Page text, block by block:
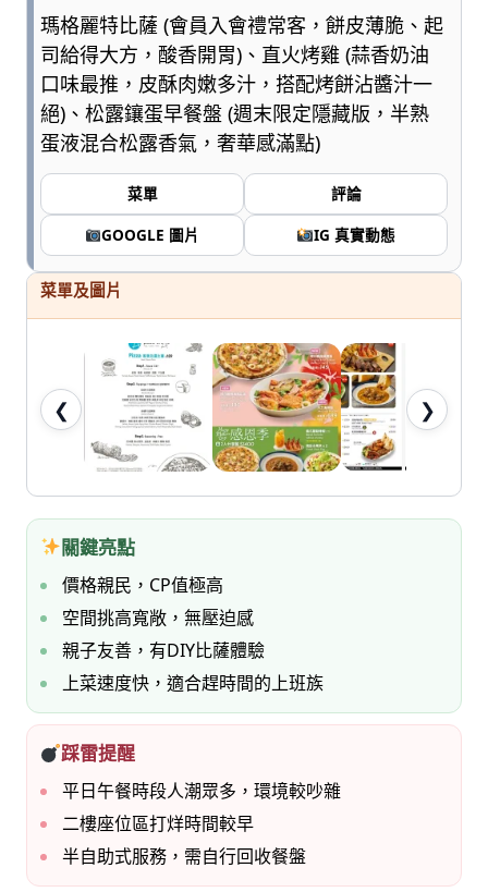
子
輕
七
桃。
瑪格麗特比薩 (會員入會禮常客，餅皮薄脆、起
司給得大方，酸香開胃)、直火烤雞 (蒜香奶油
口味最推，皮酥肉嫩多汁，搭配烤餅沾醬汁一
絕)、松露鑲蛋早餐盤 (週末限定隱藏版，半熟
蛋液混合松露香氣，奢華感滿點)
菜單
評論
GOOGLE 圖片
IG 真實動態
菜單及圖片
❮ ❯
關鍵亮點
價格親民，CP值極高
空間挑高寬敞，無壓迫感
親子友善，有DIY比薩體驗
上菜速度快，適合趕時間的上班族
踩雷提醒
平日午餐時段人潮眾多，環境較吵雜
二樓座位區打烊時間較早
半自助式服務，需自行回收餐盤